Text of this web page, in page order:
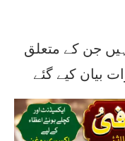
جن کے متعلق
بیان کیے گئے